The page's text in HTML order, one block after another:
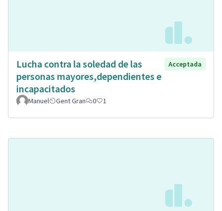
Lucha contra la soledad de las
personas mayores,dependientes e
incapacitados
Acceptada
Manuel Gent Gran 0 1